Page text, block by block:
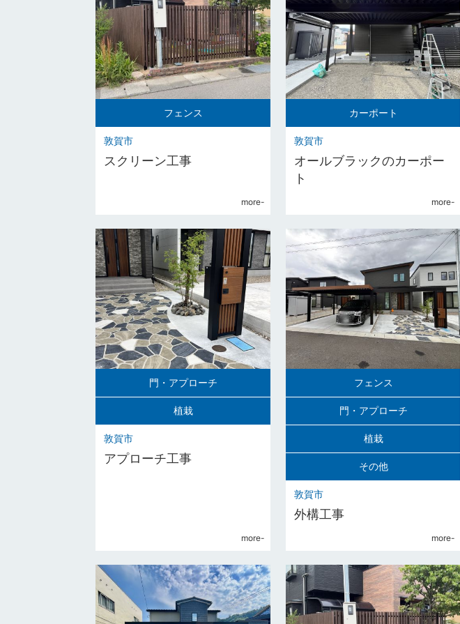
フェンス
敦賀市
スクリーン工事
カーポート
敦賀市
オールブラックのカーポー
ト
門・アプローチ
植栽
敦賀市
アプローチ工事
フェンス
門・アプローチ
植栽
その他
敦賀市
外構工事